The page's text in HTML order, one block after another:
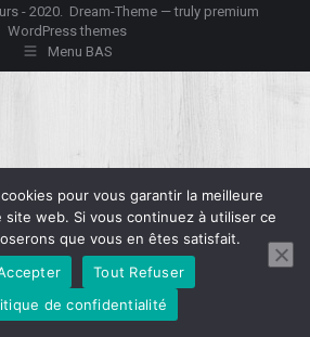
- 2020. Dream-Theme — truly premium
WordPress themes
Menu BAS
pour vous garantir la meilleure
web. Si vous continuez à utiliser ce
que vous en êtes satisfait.
Tout Refuser
de confidentialité